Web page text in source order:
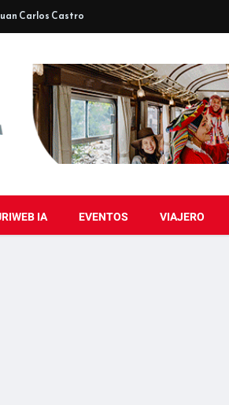
Carlos Castro
IA EVENTOS VIAJERO